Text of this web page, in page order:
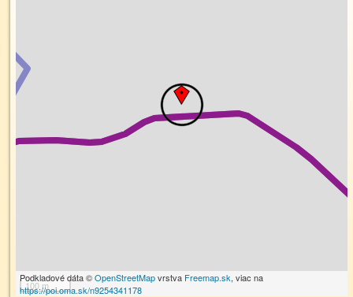
100 m
Podkladové dáta ©OpenStreetMapvrstva Freemap.sk, viac na
https://poi.oma.sk/n9254341178